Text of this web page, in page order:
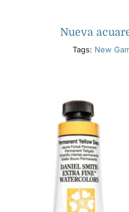
Nueva
Tags: New